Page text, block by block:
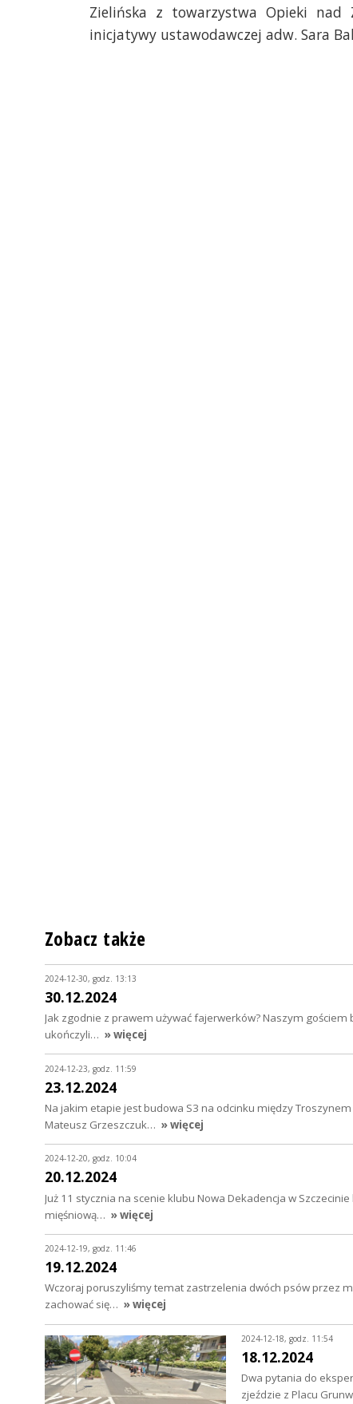
Zielińska z towarzystwa Opieki nad
inicjatywy ustawodawczej adw. Sara
Zobacz także
2024-12-30, godz. 13:13
30.12.2024
Jak zgodnie z prawem używać fajerwerków? Naszym
ukończyli… » więcej
2024-12-23, godz. 11:59
23.12.2024
Na jakim etapie jest budowa S3 na odcinku między
Mateusz Grzeszczuk… » więcej
2024-12-20, godz. 10:04
20.12.2024
Już 11 stycznia na scenie klubu Nowa Dekadencja w
mięśniową… » więcej
2024-12-19, godz. 11:46
19.12.2024
Wczoraj poruszyliśmy temat zastrzelenia dwóch psów przez
zachować się… » więcej
2024-12-18, godz. 11:54
18.12.2024
Dwa pytania do
zjeździe z Placu